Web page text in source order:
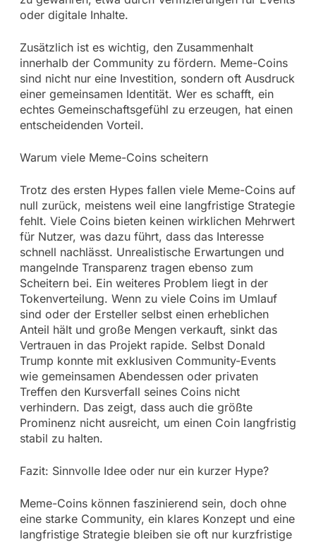
oder digitale Inhalte.
Zusätzlich ist es wichtig, den Zusammenhalt
innerhalb der Community zu fördern. Meme-Coins
sind nicht nur eine Investition, sondern oft Ausdruck
einer gemeinsamen Identität. Wer es schafft, ein
echtes Gemeinschaftsgefühl zu erzeugen, hat einen
entscheidenden Vorteil.
Warum viele Meme-Coins scheitern
Trotz des ersten Hypes fallen viele Meme-Coins auf
null zurück, meistens weil eine langfristige Strategie
fehlt. Viele Coins bieten keinen wirklichen Mehrwert
für Nutzer, was dazu führt, dass das Interesse
schnell nachlässt. Unrealistische Erwartungen und
mangelnde Transparenz tragen ebenso zum
Scheitern bei. Ein weiteres Problem liegt in der
Tokenverteilung. Wenn zu viele Coins im Umlauf
sind oder der Ersteller selbst einen erheblichen
Anteil hält und große Mengen verkauft, sinkt das
Vertrauen in das Projekt rapide. Selbst Donald
Trump konnte mit exklusiven Community-Events
wie gemeinsamen Abendessen oder privaten
Treffen den Kursverfall seines Coins nicht
verhindern. Das zeigt, dass auch die größte
Prominenz nicht ausreicht, um einen Coin langfristig
stabil zu halten.
Fazit: Sinnvolle Idee oder nur ein kurzer Hype?
Meme-Coins können faszinierend sein, doch ohne
eine starke Community, ein klares Konzept und eine
langfristige Strategie bleiben sie oft nur kurzfristige